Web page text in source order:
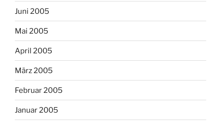
Juni 2005
Mai 2005
April 2005
März 2005
Februar 2005
Januar 2005